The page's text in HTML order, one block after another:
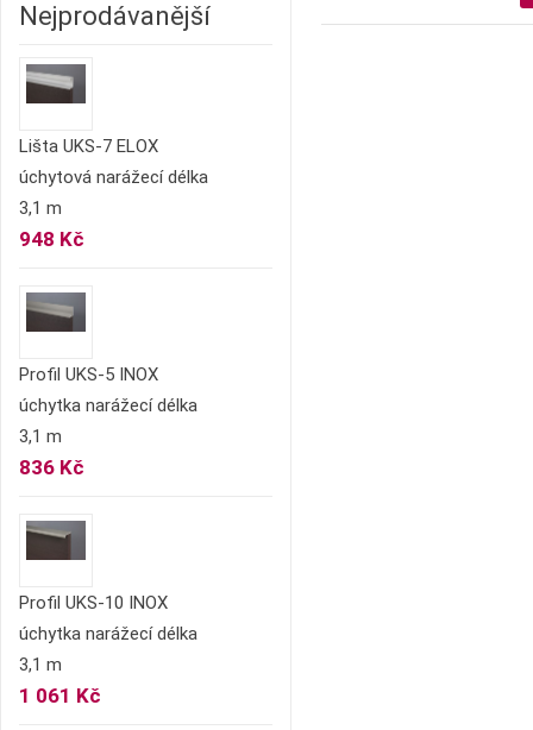
Nejprodávanější
Lišta UKS-7 ELOX
úchytová narážecí délka
3,1 m
948 Kč
Profil UKS-5 INOX
úchytka narážecí délka
3,1 m
836 Kč
Profil UKS-10 INOX
úchytka narážecí délka
3,1 m
1 061 Kč